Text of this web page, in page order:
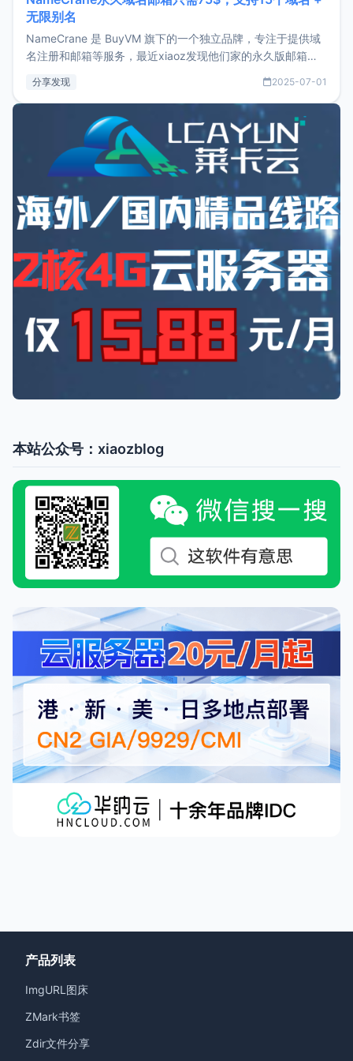
无限别名
NameCrane 是 BuyVM 旗下的一个独立品牌，专注于提供域
名注册和邮箱等服务，最近xiaoz发现他们家的永久版邮箱服
又实惠的域名邮箱，不妨尝试一下 NameCrane。注册
NameCraneNameCrane不支持直接注册，必须要购买
分享发现 2025-07-01
本站公众号：xiaozblog
产品列表
ImgURL图床
ZMark书签
Zdir文件分享